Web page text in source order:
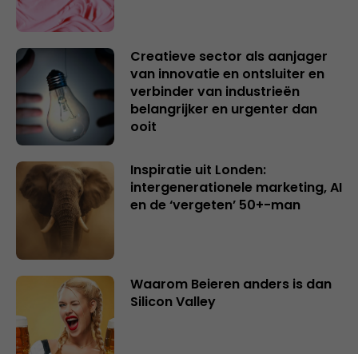
Creatieve sector als aanjager
van innovatie en ontsluiter en
verbinder van industrieën
belangrijker en urgenter dan
ooit
Inspiratie uit Londen:
intergenerationele marketing, AI
en de ‘vergeten’ 50+-man
Waarom Beieren anders is dan
Silicon Valley